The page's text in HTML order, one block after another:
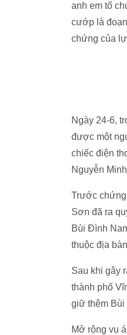
anh em tổ
cướp là
chứng của
Ngày 24-6,
được một
chiếc điện
Nguyễn
Trước chứng
Sơn đã ra
Bùi Đình
thuộc địa
Sau khi gây
thành phố
giữ thêm
Mở rộng vụ